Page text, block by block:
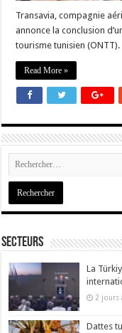
Transavia, compagnie
annonce la conclusion
tourisme tunisien (ONTT).
Read More »
Secteurs
La
2 jours
Dattes